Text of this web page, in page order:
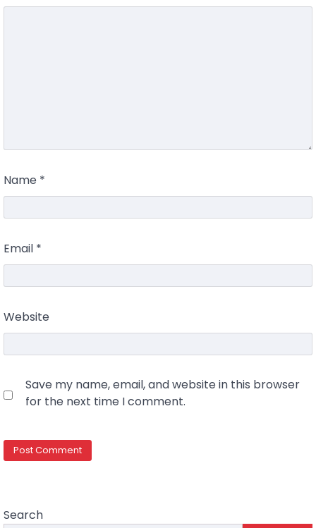
Name *
Email *
Website
Save my name, email, and website in this browser
for the next time I comment.
Search